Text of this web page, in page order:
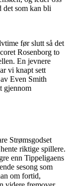
det som kan bli
før slutt så det
Rosenborg to
En jevnere
vi knapt sett
Even Smith
gjennom
Strømsgodset
riktige spillere.
enn Tippeligaens
sesong som
om fortid,